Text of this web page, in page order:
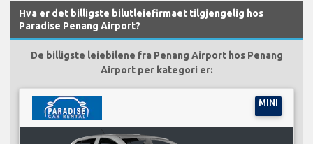
Hva er det billigste bilutleiefirmaet tilgjengelig hos
Paradise Penang Airport?
De billigste leiebilene fra Penang Airport hos Penang
Airport per kategori er:
MINI